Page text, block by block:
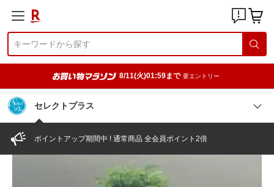
8/11(火)01:59まで 要エントリー
セレクトプラス
ポイントアップ期間中 ! 通常商品 全会員ポイント2倍